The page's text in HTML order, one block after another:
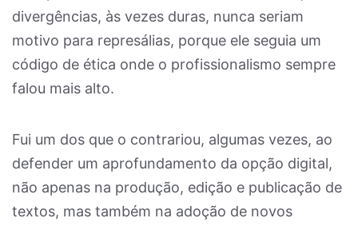
divergências, às vezes duras, nunca seriam
motivo para represálias, porque ele seguia um
código de ética onde o profissionalismo sempre
falou mais alto.
Fui um dos que o contrariou, algumas vezes, ao
defender um aprofundamento da opção digital,
não apenas na produção, edição e publicação de
textos, mas também na adoção de novos